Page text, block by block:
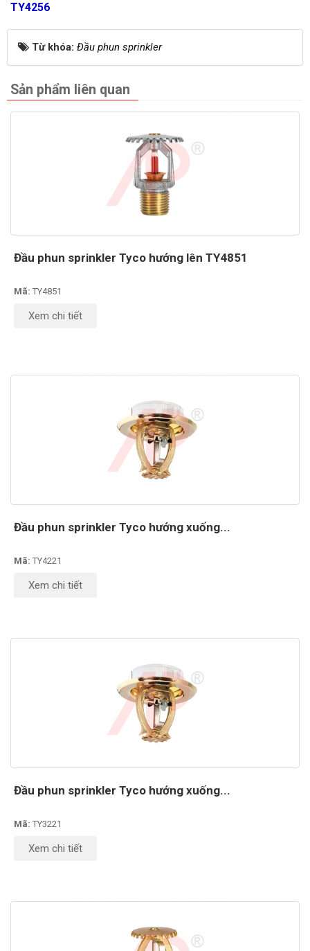
TY4256
Từ khóa: Đầu phun sprinkler
Sản phẩm liên quan
Đầu phun sprinkler Tyco hướng lên TY4851
Mã: TY4851
Xem chi tiết
Đầu phun sprinkler Tyco hướng xuống...
Mã: TY4221
Xem chi tiết
Đầu phun sprinkler Tyco hướng xuống...
Mã: TY3221
Xem chi tiết